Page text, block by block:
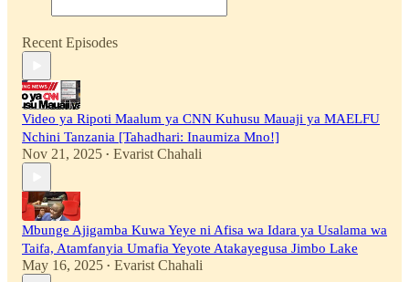
Recent Episodes
Video ya Ripoti Maalum ya CNN Kuhusu Mauaji ya MAELFU
Nchini Tanzania [Tahadhari: Inaumiza Mno!]
Nov 21, 2025 • Evarist Chahali
Mbunge Ajigamba Kuwa Yeye ni Afisa wa Idara ya Usalama wa
Taifa, Atamfanyia Umafia Yeyote Atakayegusa Jimbo Lake
May 16, 2025 • Evarist Chahali